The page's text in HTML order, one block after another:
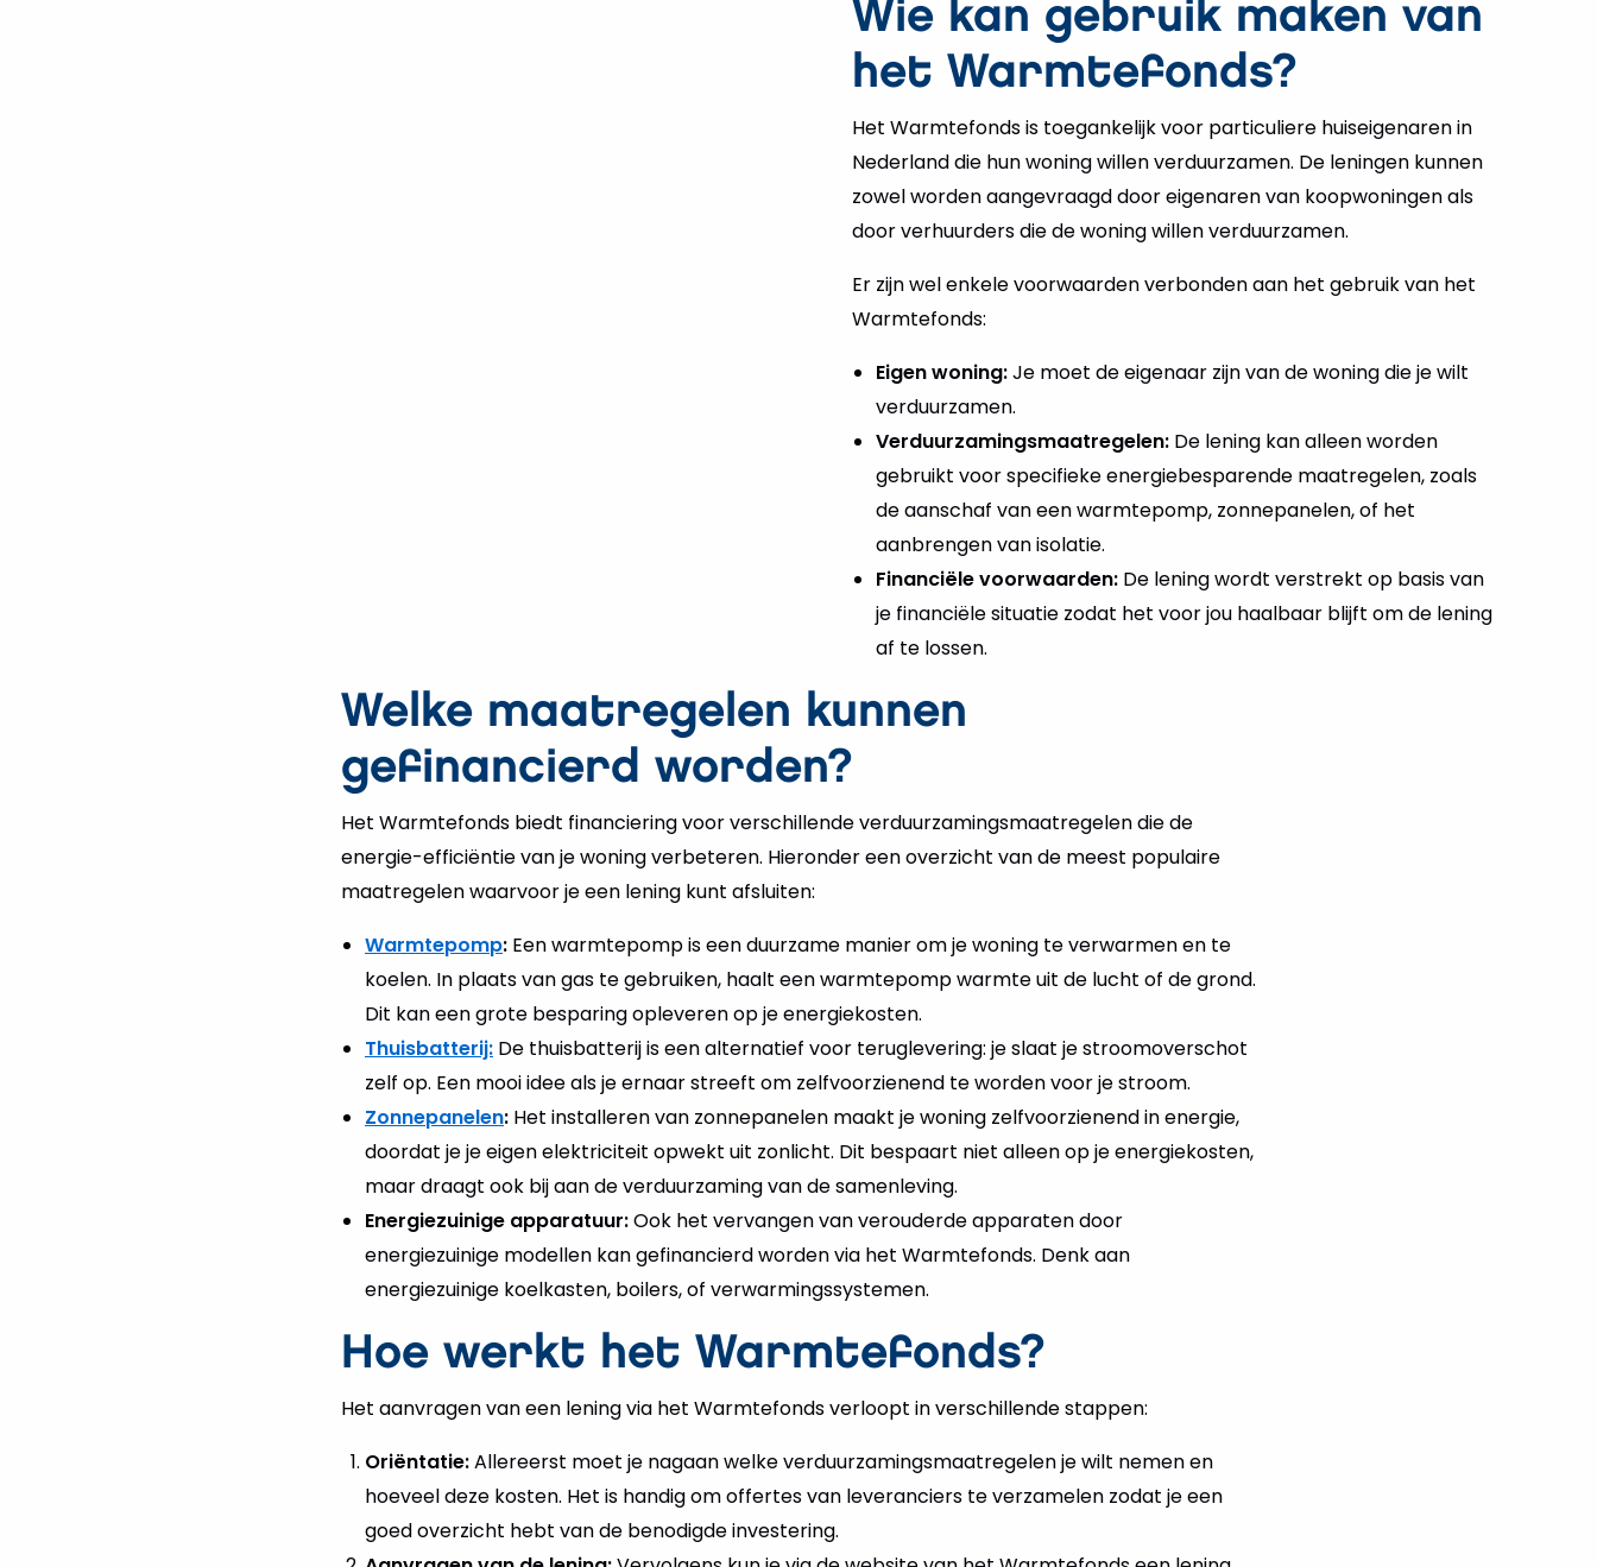
Wie kan gebruik maken van
het Warmtefonds?
Het Warmtefonds is toegankelijk voor particuliere huiseigenaren in
Nederland die hun woning willen verduurzamen. De leningen kunnen
zowel worden aangevraagd door eigenaren van koopwoningen als
door verhuurders die de woning willen verduurzamen.
Er zijn wel enkele voorwaarden verbonden aan het gebruik van het
Warmtefonds:
Eigen woning:Je moet de eigenaar zijn van de woning die je wilt
verduurzamen.
Verduurzamingsmaatregelen: De lening kan alleen worden
gebruikt voor specifieke energiebesparende maatregelen, zoals
de aanschaf van een warmtepomp, zonnepanelen, of het
aanbrengen van isolatie.
Financiële voorwaarden: De lening wordt verstrekt op basis van
je financiële situatie zodat het voor jou haalbaar blijft om de lening
af te lossen.
Welke maatregelen kunnen
gefinancierd worden?
Het Warmtefonds biedt financiering voor verschillende verduurzamingsmaatregelen die de
energie-efficiëntie van je woning verbeteren. Hieronder een overzicht van de meest populaire
maatregelen waarvoor je een lening kunt afsluiten:
Warmtepomp: Een warmtepomp is een duurzame manier om je woning te verwarmen en te
koelen. In plaats van gas te gebruiken, haalt een warmtepomp warmte uit de lucht of de grond.
Dit kan een grote besparing opleveren op je energiekosten.
Thuisbatterij: De thuisbatterij is een alternatief voor teruglevering: je slaat je stroomoverschot
zelf op. Een mooi idee als je ernaar streeft om zelfvoorzienend te worden voor je stroom.
Zonnepanelen: Het installeren van zonnepanelen maakt je woning zelfvoorzienend in energie,
doordat je je eigen elektriciteit opwekt uit zonlicht. Dit bespaart niet alleen op je energiekosten,
maar draagt ook bij aan de verduurzaming van de samenleving.
Energiezuinige apparatuur:Ook het vervangen van verouderde apparaten door
energiezuinige modellen kan gefinancierd worden via het Warmtefonds. Denk aan
energiezuinige koelkasten, boilers, of verwarmingssystemen.
Hoe werkt het Warmtefonds?
Het aanvragen van een lening via het Warmtefonds verloopt in verschillende stappen:
Oriëntatie:Allereerst moet je nagaan welke verduurzamingsmaatregelen je wilt nemen en
hoeveel deze kosten. Het is handig om offertes van leveranciers te verzamelen zodat je een
goed overzicht hebt van de benodigde investering.